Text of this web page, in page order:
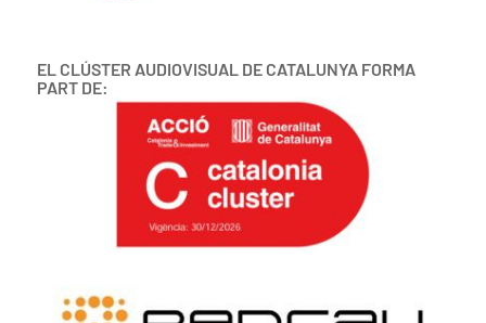
EL CLÚSTER AUDIOVISUAL DE CATALUNYA FORMA
PART DE: